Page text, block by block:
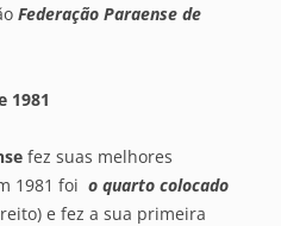
Federação Paraense de
1981
fez suas melhores
1981 foi o quarto colocado
e fez a sua primeira